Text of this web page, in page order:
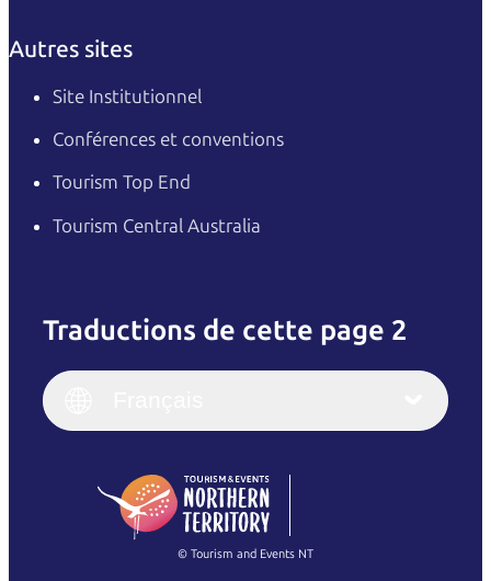
Autres sites
Site Institutionnel
Conférences et conventions
Tourism Top End
Tourism Central Australia
Traductions de cette page 2
English
(Singapore)
Français
Italiano
繁體中文
© Tourism and Events NT